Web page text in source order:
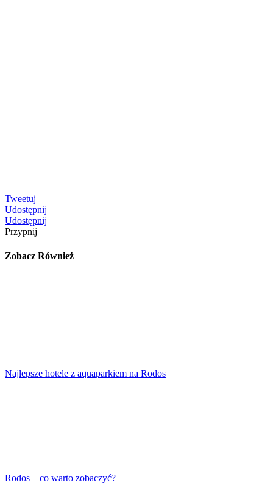
Tweetuj
Udostępnij
Udostępnij
Przypnij
Zobacz Również
Najlepsze hotele z aquaparkiem na Rodos
Rodos – co warto zobaczyć?